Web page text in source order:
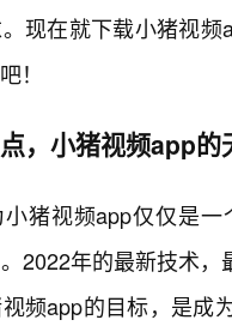
现在就下载小猪视
！
，小猪视频app的
猪视频app仅仅是
2022年的最新技术
频app的目标，是成